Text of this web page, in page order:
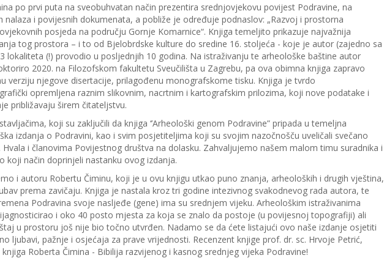
po prvi puta na sveobuhvatan način prezentira srednjovjekovu povijest Podravine, na
nalaza i povijesnih dokumenata, a pobliže je određuje podnaslov: „Razvoj i prostorna
posjeda na području Gornje Komarnice“. Knjiga temeljito prikazuje najvažnija
tog prostora – i to od Bjelobrdske kulture do sredine 16. stoljeća - koje je autor (zajedno sa
lokaliteta (!) provodio u posljednjih 10 godina. Na istraživanju te arheološke baštine autor
2020. na Filozofskom fakultetu Sveučilišta u Zagrebu, pa ova obimna knjiga zapravo
verziju njegove disertacije, prilagođenu monografskome tisku. Knjiga je tvrdo
opremljena raznim slikovnim, nacrtnim i kartografskim prilozima, koji nove podatake i
približavaju širem čitateljstvu.
koji su zaključili da knjiga ‘’Arheološki genom Podravine” pripada u temeljna
izdanja o Podravini, kao i svim posjetiteljima koji su svojim nazočnošču uveličali svečano
Hvala i članovima Povijestnog društva na dolasku. Zahvaljujemo našem malom timu suradnika i
koji način doprinjeli nastanku ovog izdanja.
i autoru Robertu Čiminu, koji je u ovu knjigu utkao puno znanja, arheoloških i drugih vještina,
prema zavičaju. Knjiga je nastala kroz tri godine intezivnog svakodnevog rada autora, te
Podravina svoje nasljeđe (gene) ima su srednjem vijeku. Arheološkim istraživanima
i oko 40 posto mjesta za koja se znalo da postoje (u povijesnoj topografiji) ali
u prostoru još nije bio točno utvrđen. Nadamo se da ćete listajući ovo naše izdanje osjetiti
ljubavi, pažnje i osjećaja za prave vrijednosti. Recenzent knjige prof. dr. sc. Hrvoje Petrić,
Roberta Čimina - Bibilija razvijenog i kasnog srednjeg vijeka Podravine!